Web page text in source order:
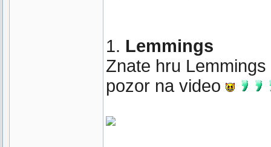
1. Lemmings
Znate hru
pozor na video